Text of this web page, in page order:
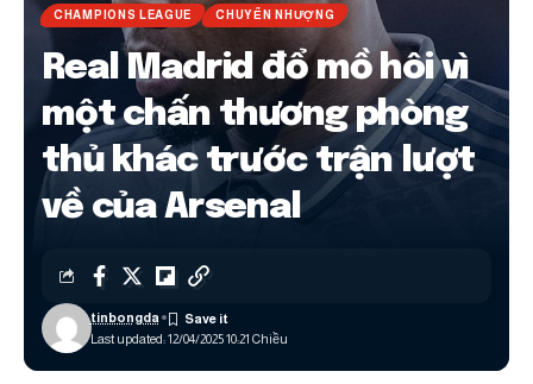
CHAMPIONS LEAGUE CHUYỂN NHƯỢNG
Real Madrid đổ mồ hôi vì
một chấn thương phòng
thủ khác trước trận lượt
về của Arsenal
Last updated: 12/04/2025 10:21 Chiều
tinbongda